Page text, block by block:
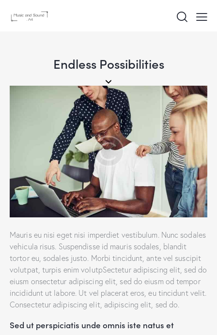
Endless Possibilities
Mauris eu nisi eget nisi imperdiet vestibulum. Nunc sodales
vehicula risus. Suspendisse id mauris sodales, blandit
tortor eu, sodales justo. Morbi tincidunt, ante vel suscipit
volutpat, turpis enim volutpSectetur adipiscing elit, sed do
eiusm onsectetur adipiscing elit, sed do eiusm od tempor
incididunt ut labore. Ut vel placerat eros, eu tincidunt velit.
Consectetur adipiscing elit, adipiscing elit, sed do.
Sed ut perspiciatis unde omnis iste natus et